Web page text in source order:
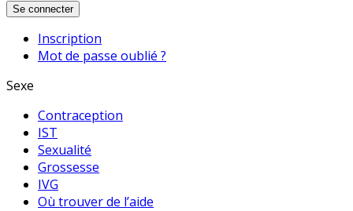
Se connecter
Inscription
Mot de passe oublié ?
Sexe
Contraception
IST
Sexualité
Grossesse
IVG
Où trouver de l’aide